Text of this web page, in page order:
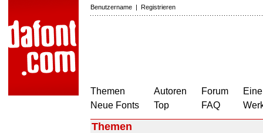
Benutzername | Registrieren
Themen
Neue Fonts
Autoren
Top
Forum
FAQ
Themen